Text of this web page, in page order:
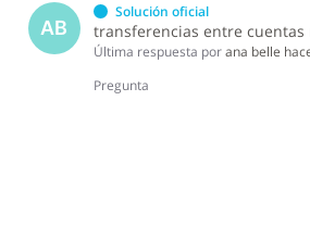
AB
Solución oficial
transferencias entre cuentas
Última respuesta porana belle
Pregunta